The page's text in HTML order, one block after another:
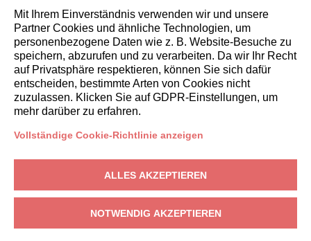
Gästeerlebnisse
Rabatte fuer gaeste
Bedingungen für Unternehmen
booking@italianway.house
+390286882952
USt-IdNr.: 08839180968 -PMI Innovativa
Datenschutz-Bedingungen-Cookies-Whistleblowing
Mit Ihrem Einverständnis verwenden wir und unsere
Partner Cookies und ähnliche Technologien, um
personenbezogene Daten wie z. B. Website-Besuche zu
speichern, abzurufen und zu verarbeiten. Da wir Ihr Recht
auf Privatsphäre respektieren, können Sie sich dafür
entscheiden, bestimmte Arten von Cookies nicht
zuzulassen. Klicken Sie auf GDPR-Einstellungen, um
mehr darüber zu erfahren.
Vollständige Cookie-Richtlinie anzeigen
ALLES AKZEPTIEREN
NOTWENDIG AKZEPTIEREN